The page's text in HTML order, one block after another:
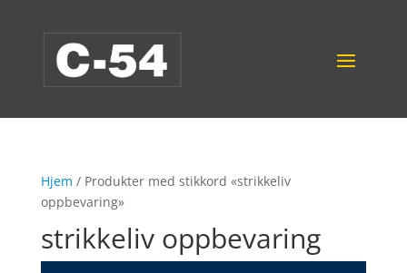
Hjem / Produkter med stikkord «strikkeliv
oppbevaring»
strikkeliv oppbevaring